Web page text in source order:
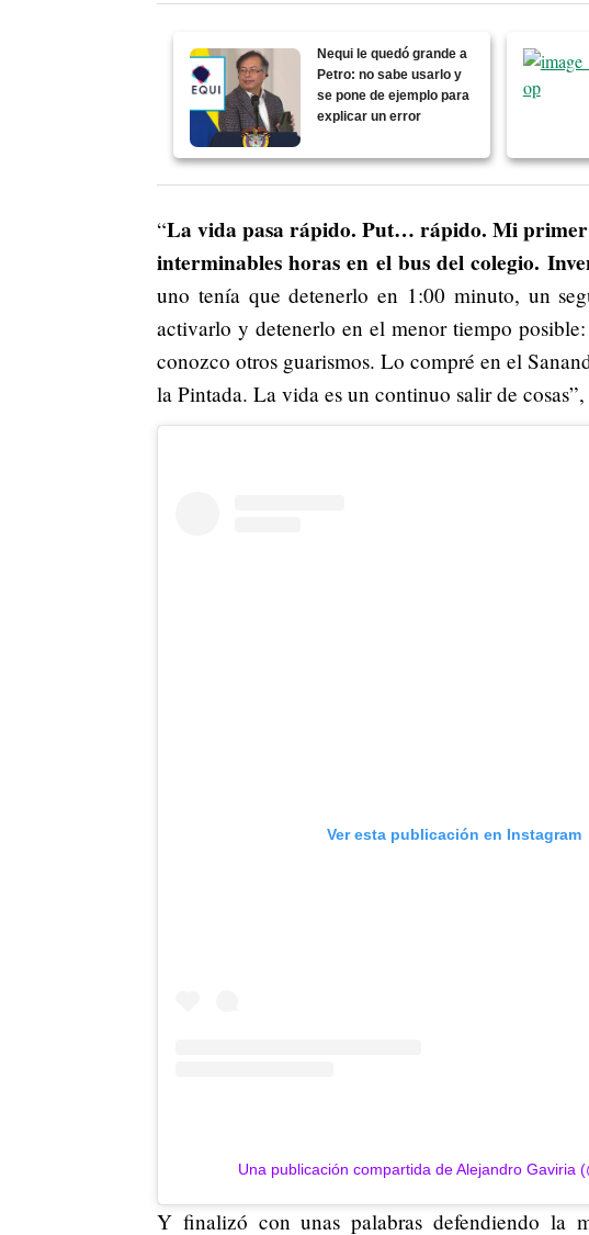
Nequi le quedó grande a
Petro: no sabe usarlo y
se pone de ejemplo para
explicar un error
“La vida pasa rápido. Put… rápido. Mi primer
interminables horas en el bus del colegio.
uno tenía que detenerlo en 1:00 minuto, un
activarlo y detenerlo en el menor tiempo
conozco otros guarismos. Lo compré en el
la Pintada. La vida es un continuo salir de
Ver esta publicación en Instagram
Una publicación compartida de Alejandro Gaviria
Y finalizó con unas palabras defendiendo la